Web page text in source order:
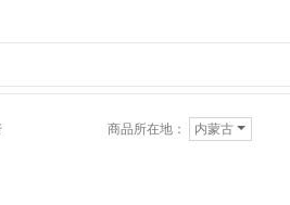
商品所在地： 内蒙古